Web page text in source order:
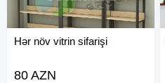
Hər növ vitrin sifarişi
80 AZN